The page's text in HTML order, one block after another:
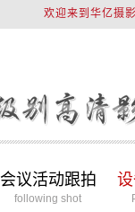
欢迎来到华亿摄影
会议活动跟拍
following shot